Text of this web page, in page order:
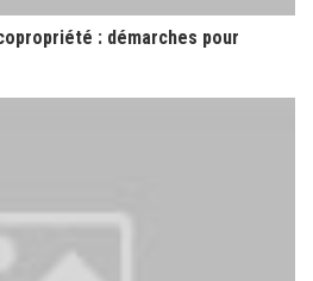
: démarches pour